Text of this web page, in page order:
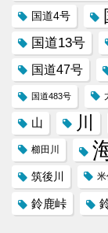
国道4号
国道13号
国道47号
国道483号
山 川
櫛田川
筑後川 米
鈴鹿峠